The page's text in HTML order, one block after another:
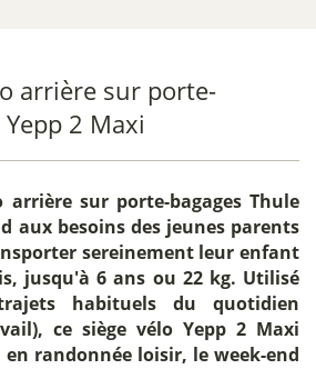
arrière sur porte-
2 Maxi
arrière sur porte-bagages Thule
aux besoins des jeunes parents
sereinement leur enfant
jusqu'à 6 ans ou 22 kg. Utilisé
habituels du quotidien
ce siège vélo Yepp 2 Maxi
randonnée loisir, le week-end